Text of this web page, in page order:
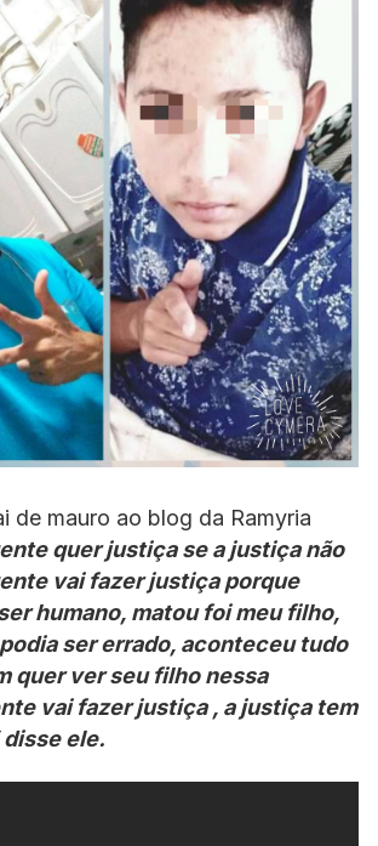
de mauro ao blog da Ramyria
quer justiça se a justiça não
vai fazer justiça porque
humano, matou foi meu filho,
ser errado, aconteceu tudo
quer ver seu filho nessa
vai fazer justiça , a justiça tem
ele.